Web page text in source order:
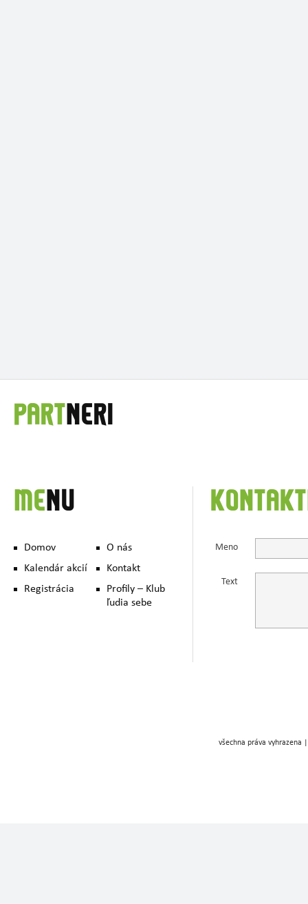
PARTNERI
MENU
Domov
O nás
Kalendár akcií
Kontakt
Registrácia
Profily – Klub
ľudia sebe
Meno
Text
všechna práva